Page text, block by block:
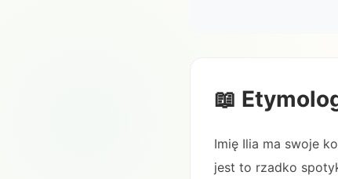
📖
Imię Ilia ma swoje
jest to rzadko